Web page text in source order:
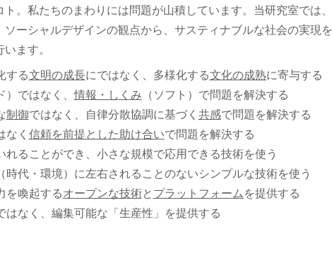
ト。私たちのまわりには問題が山積しています。当研究室では、
ソーシャルデザインの観点から、サスティナブルな社会の実現を
ます。
する文明の成長にではなく、多様化する文化の成熟に寄与する
）ではなく、情報・しくみ （ソフト）で問題を解決する
制御ではなく、自律分散協調に基づく 共感で問題を解決する
なく 信頼を前提とした助け合いで問題を解決する
れることができ、小さな規模で応用できる技術を使う
時代・環境）に左右されることのないシンプルな技術を使う
を喚起するオープンな技術とプラットフォームを提供する
はなく、編集可能な「生産性」を提供する